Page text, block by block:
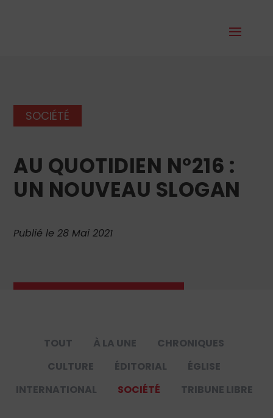
SOCIÉTÉ
AU QUOTIDIEN N°216 :
UN NOUVEAU SLOGAN
Publié le 28 Mai 2021
TOUT À LA UNE
CHRONIQUES
CULTURE
ÉDITORIAL
ÉGLISE
INTERNATIONAL
SOCIÉTÉ TRIBUNE LIBRE